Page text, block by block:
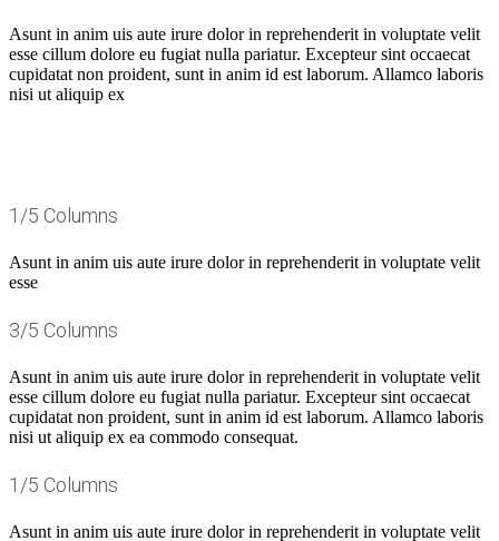
Asunt in anim uis aute irure dolor in reprehenderit in voluptate velit
esse cillum dolore eu fugiat nulla pariatur. Excepteur sint occaecat
cupidatat non proident, sunt in anim id est laborum. Allamco laboris
nisi ut aliquip ex
1/5 Columns
Asunt in anim uis aute irure dolor in reprehenderit in voluptate velit
esse
3/5 Columns
Asunt in anim uis aute irure dolor in reprehenderit in voluptate velit
esse cillum dolore eu fugiat nulla pariatur. Excepteur sint occaecat
cupidatat non proident, sunt in anim id est laborum. Allamco laboris
nisi ut aliquip ex ea commodo consequat.
1/5 Columns
Asunt in anim uis aute irure dolor in reprehenderit in voluptate velit